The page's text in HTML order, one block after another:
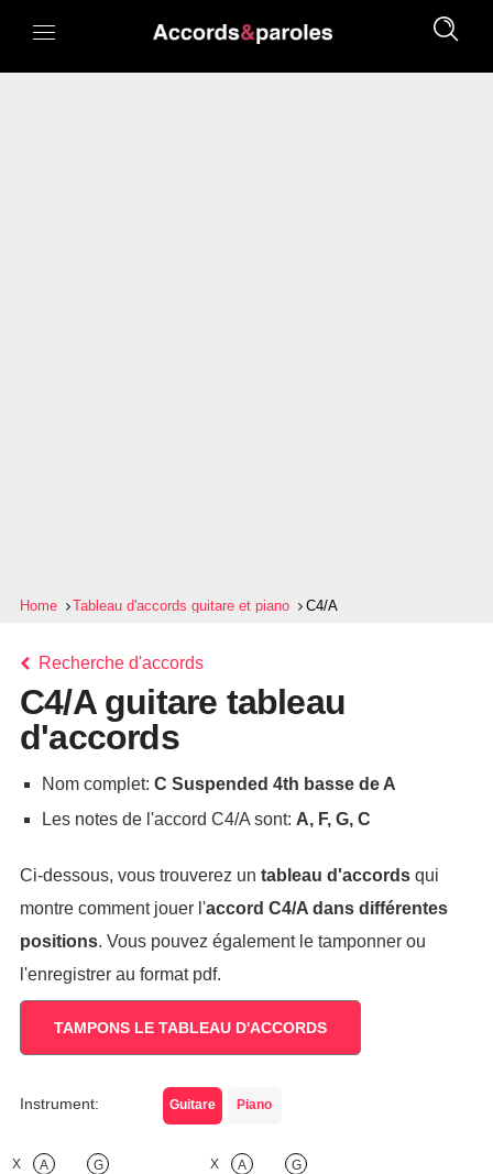
Home Tableau d'accords guitare et piano C4/A
Recherche d'accords
C4/A guitare tableau
d'accords
Nom complet: C Suspended 4th basse de A
Les notes de l'accord C4/A sont: A, F, G, C
Ci-dessous, vous trouverez un tableau d'accordsqui
montre comment jouer l'accord C4/Adans différentes
positions. Vous pouvez également le tamponner ou
l'enregistrer au format pdf.
TAMPONS LE TABLEAU D'ACCORDS
Instrument: Guitare Piano
A G
X A G
X